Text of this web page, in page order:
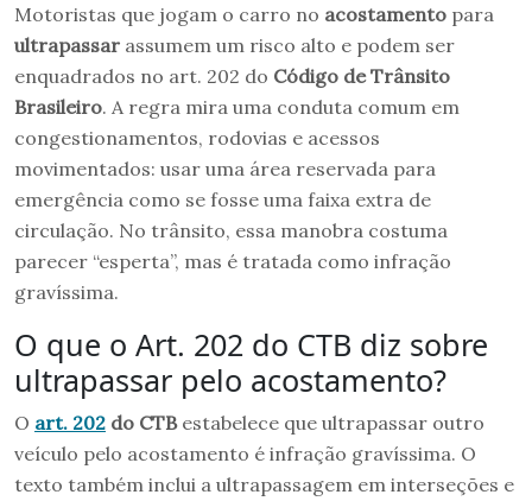
Motoristas que jogam o carro no acostamento para
ultrapassar assumem um risco alto e podem ser
enquadrados no art. 202 do Código de Trânsito
Brasileiro. A regra mira uma conduta comum em
congestionamentos, rodovias e acessos
movimentados: usar uma área reservada para
emergência como se fosse uma faixa extra de
circulação. No trânsito, essa manobra costuma
parecer “esperta”, mas é tratada como infração
gravíssima.
O que o Art. 202 do CTB diz sobre
ultrapassar pelo acostamento?
O art. 202 do CTBestabelece que ultrapassar outro
veículo pelo acostamento é infração gravíssima. O
texto também inclui a ultrapassagem em interseções e